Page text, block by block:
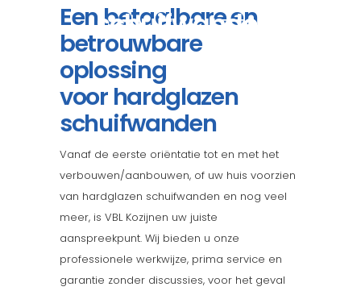
schuifwanden?
Een betaalbare en
betrouwbare
oplossing
voor hardglazen
schuifwanden
Vanaf de eerste oriëntatie tot en met het
verbouwen/aanbouwen, of uw huis voorzien
van hardglazen schuifwanden en nog veel
meer, is VBL Kozijnen uw juiste
aanspreekpunt. Wij bieden u onze
professionele werkwijze, prima service en
garantie zonder discussies, voor het geval